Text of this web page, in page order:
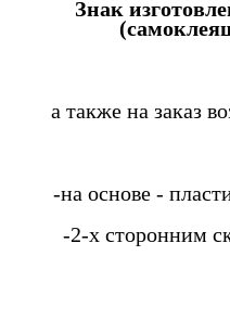
Знак
а также на заказ
-на основе -
-2-х сторонним